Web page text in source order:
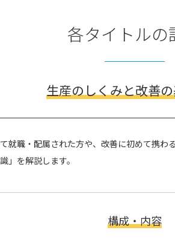
各タイトルの
生産のしくみと改善
就職・配属された方や、改善に初めて携わ
」を解説します。
構成・内容